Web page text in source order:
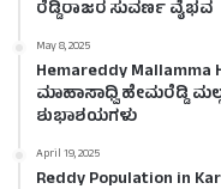
ರೆಡ್ಡಿರಾಜರ ಸುವರ್ಣ ವೈಭವ
May 8, 2025
Hemareddy Mallamma
ಮಾಹಾಸಾಧ್ವಿ ಹೇಮರೆಡ್ಡಿ
ಶುಭಾಶಯಗಳು
April 19, 2025
Reddy Population in